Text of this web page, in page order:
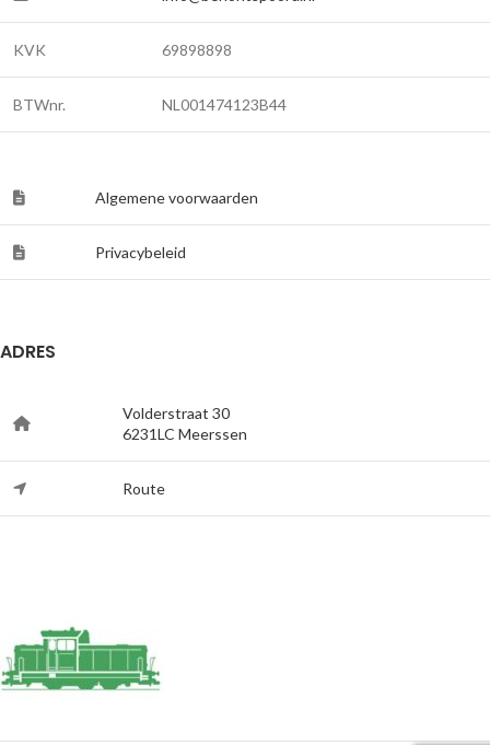
KVK 69898898
BTWnr. NL001474123B44
Algemene voorwaarden
Privacybeleid
ADRES
Volderstraat 30
6231LC Meerssen
Route